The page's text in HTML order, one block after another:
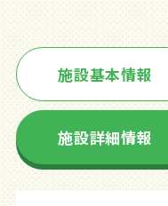
施設基本情報
施設詳細情報